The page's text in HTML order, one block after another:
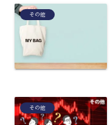
その他
その他